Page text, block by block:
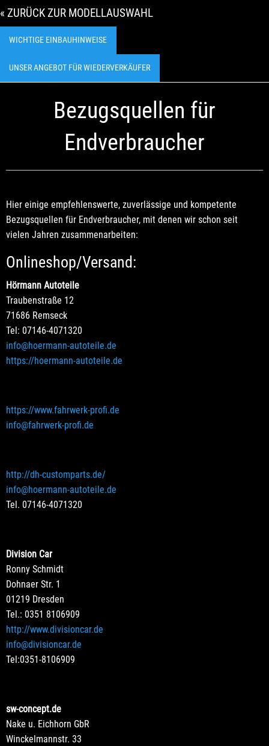
« ZURÜCK ZUR MODELLAUSWAHL
WICHTIGE EINBAUHINWEISE
UNSER ANGEBOT FÜR WIEDERVERKÄUFER
Bezugsquellen für
Endverbraucher
Hier einige empfehlenswerte, zuverlässige und kompetente
Bezugsquellen für Endverbraucher, mit denen wir schon seit
vielen Jahren zusammenarbeiten:
Onlineshop/Versand:
Hörmann Autoteile
Traubenstraße 12
71686 Remseck
Tel: 07146-4071320
info@hoermann-autoteile.de
https://hoermann-autoteile.de
https://www.fahrwerk-profi.de
info@fahrwerk-profi.de
http://dh-customparts.de/
info@hoermann-autoteile.de
Tel. 07146-4071320
Division Car
Ronny Schmidt
Dohnaer Str. 1
01219 Dresden
Tel.: 0351 8106909
http://www.divisioncar.de
info@divisioncar.de
Tel:0351-8106909
sw-concept.de
Nake u. Eichhorn GbR
Winckelmannstr. 33